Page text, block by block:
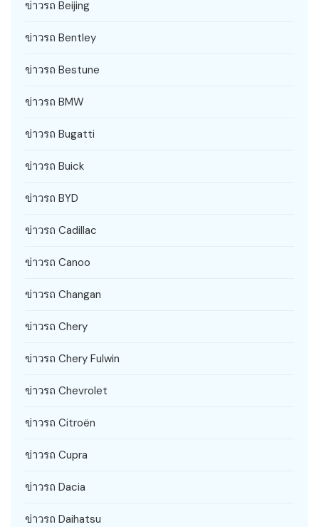
ข่าวรถ Beijing
ข่าวรถ Bentley
ข่าวรถ Bestune
ข่าวรถ BMW
ข่าวรถ Bugatti
ข่าวรถ Buick
ข่าวรถ BYD
ข่าวรถ Cadillac
ข่าวรถ Canoo
ข่าวรถ Changan
ข่าวรถ Chery
ข่าวรถ Chery Fulwin
ข่าวรถ Chevrolet
ข่าวรถ Citroën
ข่าวรถ Cupra
ข่าวรถ Dacia
ข่าวรถ Daihatsu